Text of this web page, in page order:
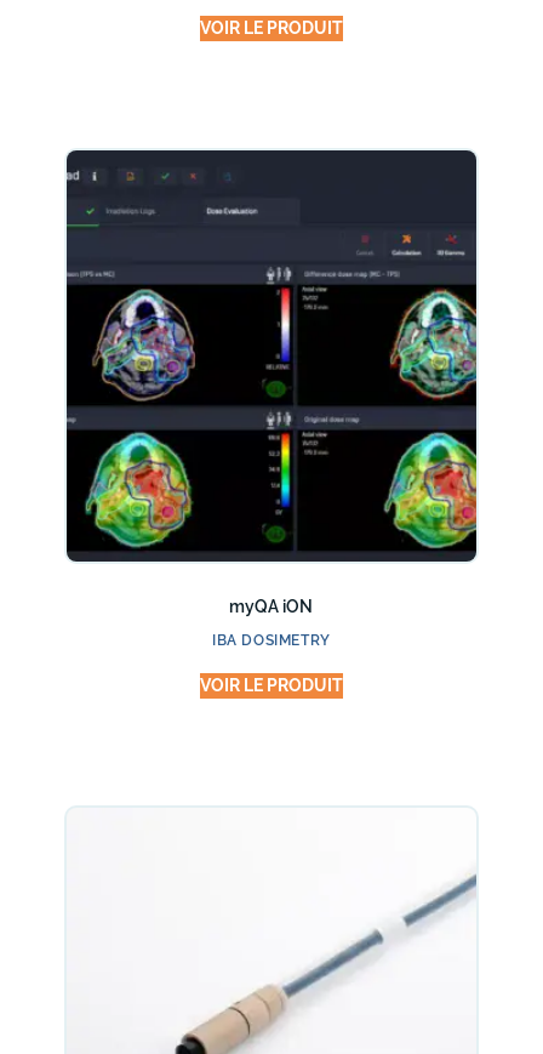
VOIR LE PRODUIT
myQA iON
IBA DOSIMETRY
VOIR LE PRODUIT